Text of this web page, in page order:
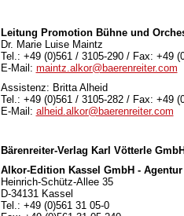
Leitung Promotion Bühne und
Dr. Marie Luise Maintz
Tel.: +49 (0)561 / 3105-290 / Fax: +49
E-Mail: maintz.alkor@baerenreiter.com
Assistenz: Britta Alheid
Tel.: +49 (0)561 / 3105-282 / Fax: +49
E-Mail: alheid.alkor@baerenreiter.com
Bärenreiter-Verlag Karl Vötterle
Alkor-Edition Kassel GmbH -
Heinrich-Schütz-Allee 35
D-34131 Kassel
Tel.: +49 (0)561 31 05-0